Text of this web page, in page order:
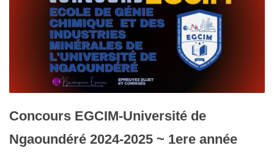
Concours EGCIM-Université de
Ngaoundéré 2024-2025 ~ 1ere année